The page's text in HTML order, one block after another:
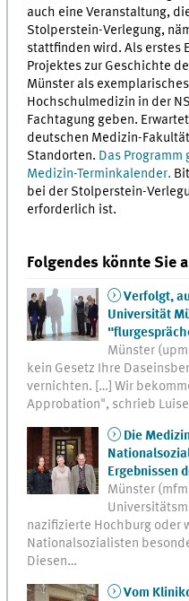
auch eine Veranstaltung,
Stolperstein-Verlegung,
stattfinden wird. Als erstes
Projektes zur Geschichte
Münster als
Hochschulmedizin in der
Fachtagung geben.
deutschen Medizin-
Standorten. Das
Medizin-Terminkalender.
bei der Stolperstein-
erforderlich ist.
Folgendes könnte Sie
Verfolgt,
Universität
Münster
kein Gesetz Ihre
vernichten. […] Wir
Approbation", schrieb
Die
Ergebnissen
Münster
nazifizierte Hochburg oder
Nationalsozialisten
Diesen…
Vom